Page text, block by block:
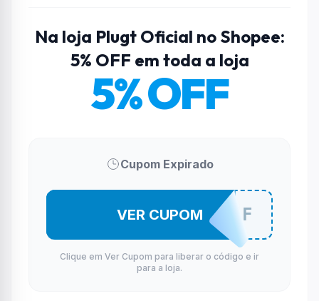
Na loja Plugt Oficial no Shopee:
5% OFF em toda a loja
5% OFF
Cupom Expirado
LOJAP5OFF
VER CUPOM
Clique em Ver Cupom para liberar o código e ir
para a loja.